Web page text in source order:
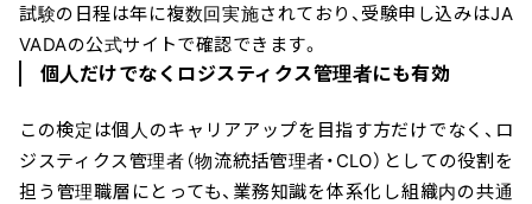
試験の日程は年に複数回実施されており、受験申し込みはJA
VADAの公式サイトで確認できます。
個人だけでなくロジスティクス管理者にも有効
この検定は個人のキャリアアップを目指す方だけでなく、ロ
ジスティクス管理者（物流統括管理者・CLO）としての役割を
担う管理職層にとっても、業務知識を体系化し組織内の共通